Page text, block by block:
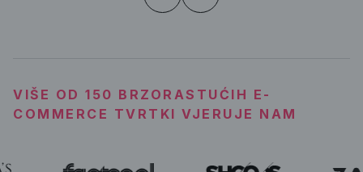
VIŠE OD 150 BRZORASTUĆIH E-
COMMERCE TVRTKI VJERUJE NAM